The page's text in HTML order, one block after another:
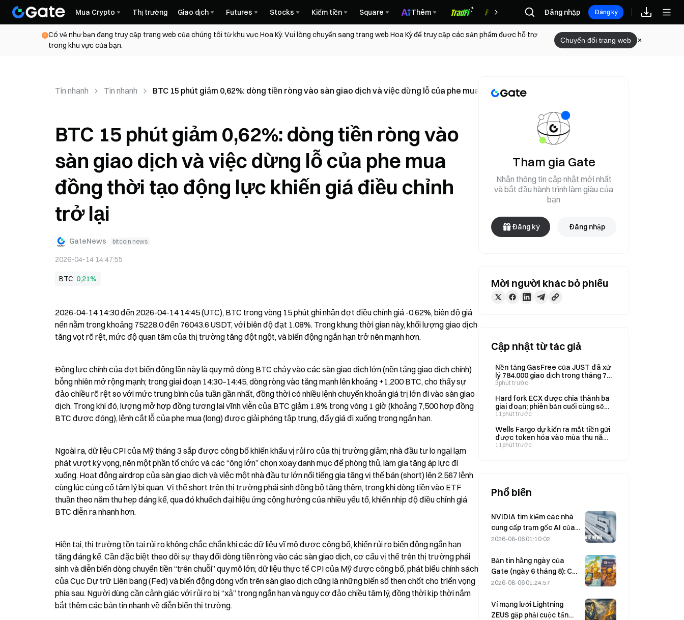
Mua Crypto Thị trường Giao dịch Futures Stocks Kiếm tiền Square Thêm Phần thưởng
Đăng nhập Đăng ký
Có vẻ như bạn đang truy cập trang web của chúng tôi từ khu vực Hoa Kỳ. Vui lòng chuyển sang trang web Hoa Kỳ để truy cập các sản phẩm được hỗ trợ
trong khu vực của bạn.
Chuyển đổi trang web
Tin nhanh Tin nhanh BTC 15 phút giảm 0,62%: dòng tiền ròng vào sàn giao dịch và việc dừng lỗ của phe mua đồng thời tạo động lực khiến giá điều chỉnh trở lại
BTC 15 phút giảm 0,62%: dòng tiền ròng vào
sàn giao dịch và việc dừng lỗ của phe mua
đồng thời tạo động lực khiến giá điều chỉnh
trở lại
GateNews bitcoin news
2026-04-14 14:47:55
BTC 0,21%
2026-04-14 14:30 đến 2026-04-14 14:45 (UTC), BTC trong vòng 15 phút ghi nhận đợt điều chỉnh giá -0.62%, biên độ giá
nến nằm trong khoảng 75228.0 đến 76043.6 USDT, với biên độ đạt 1.08%. Trong khung thời gian này, khối lượng giao dịch
tăng vọt rõ rệt, mức độ quan tâm của thị trường tăng đột ngột, và biến động ngắn hạn trở nên mạnh hơn.
Động lực chính của đợt biến động lần này là quy mô dòng BTC chảy vào các sàn giao dịch lớn (nền tảng giao dịch chính)
bỗng nhiên mở rộng mạnh; trong giai đoạn 14:30–14:45, dòng ròng vào tăng mạnh lên khoảng +1,200 BTC, cho thấy sự
đảo chiều rõ rệt so với mức trung bình của tuần gần nhất, đồng thời có nhiều lệnh chuyển khoản giá trị lớn đi vào sàn giao
dịch. Trong khi đó, lượng mở hợp đồng tương lai vĩnh viễn của BTC giảm 1.8% trong vòng 1 giờ (khoảng 7,500 hợp đồng
BTC được đóng), lệnh cắt lỗ của phe mua (long) được giải phóng tập trung, đẩy giá đi xuống trong ngắn hạn.
Ngoài ra, dữ liệu CPI của Mỹ tháng 3 sắp được công bố khiến khẩu vị rủi ro của thị trường giảm; nhà đầu tư lo ngại lạm
phát vượt kỳ vọng, nên một phần tổ chức và các “ông lớn” chọn xoay danh mục để phòng thủ, làm gia tăng áp lực đi
xuống. Hoạt động airdrop của sàn giao dịch và việc một nhà đầu tư lớn nổi tiếng gia tăng vị thế bán (short) lên 2,567 lệnh
cùng lúc củng cố tâm lý bi quan. Vị thế short trên thị trường phái sinh đồng bộ tăng thêm, trong khi dòng tiền vào ETF
thuần theo năm thu hẹp đáng kể, qua đó khuếch đại hiệu ứng cộng hưởng của nhiều yếu tố, khiến nhịp độ điều chỉnh giá
BTC diễn ra nhanh hơn.
Hiện tại, thị trường tồn tại rủi ro không chắc chắn khi các dữ liệu vĩ mô được công bố, khiến rủi ro biến động ngắn hạn
tăng đáng kể. Cần đặc biệt theo dõi sự thay đổi dòng tiền ròng vào các sàn giao dịch, cơ cấu vị thế trên thị trường phái
sinh và diễn biến dòng chuyển tiền “trên chuỗi” quy mô lớn; dữ liệu thực tế CPI của Mỹ được công bố, phát biểu chính sách
của Cục Dự trữ Liên bang (Fed) và biến động dòng vốn trên sàn giao dịch cũng là những biến số then chốt cho triển vọng
phía sau. Người dùng cần cảnh giác với rủi ro bị “xả” trong ngắn hạn và nguy cơ đảo chiều tâm lý, đồng thời kịp thời nắm
bắt thêm các bản tin nhanh về diễn biến thị trường.
Tham gia Gate
Nhận thông tin cập nhật mới nhất
và bắt đầu hành trình làm giàu của
bạn
Đăng ký Đăng nhập
Mời người khác bỏ phiếu
Cập nhật từ tác giả
Nền tảng GasFree của JUST đã xử
lý 784.000 giao dịch trong tháng 7
và đạt 399.000 người dùng.
3phút trước
Hard fork ECX được chia thành ba
giai đoạn; phiên bản cuối cùng sẽ
ra mắt vào ngày 31 tháng 10.
11phút trước
Wells Fargo dự kiến ra mắt tiền gửi
được token hóa vào mùa thu năm
2026, ban đầu hỗ trợ đồng USD và
11phút trước
Phổ biến
NVIDIA tìm kiếm các nhà
cung cấp trạm gốc AI của
Trung Quốc để triển khai
2026-08-06 01:10:02
Bản tin hằng ngày của
Gate (ngày 6 tháng 8): Cổ
phiếu ưu đãi STRC của
Block nâng dự báo kết quả
kinh doanh cả năm 2026
2026-08-06 01:24:57
Ví mạng lưới Lightning
ZEUS gặp phải cuộc tấn